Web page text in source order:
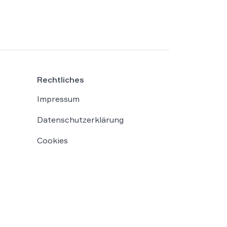
Rechtliches
Impressum
Datenschutzerklärung
Cookies